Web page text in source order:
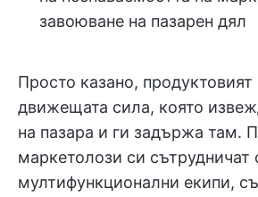
завоюване на пазарен дял
Просто казано,
движещата сила, която
на пазара и ги задържа там.
маркетолози си сътрудничат
мултифункционални екипи,